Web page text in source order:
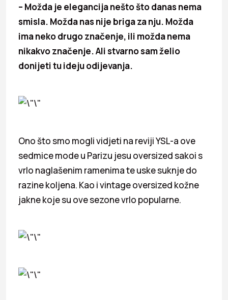
– Možda je elegancija nešto što danas nema
smisla. Možda nas nije briga za nju. Možda
ima neko drugo značenje, ili možda nema
nikakvo značenje. Ali stvarno sam želio
donijeti tu ideju odijevanja.
Ono što smo mogli vidjeti na reviji YSL-a ove
sedmice mode u Parizu jesu oversized sakoi s
vrlo naglašenim ramenima te uske suknje do
razine koljena. Kao i vintage oversized kožne
jakne koje su ove sezone vrlo popularne.